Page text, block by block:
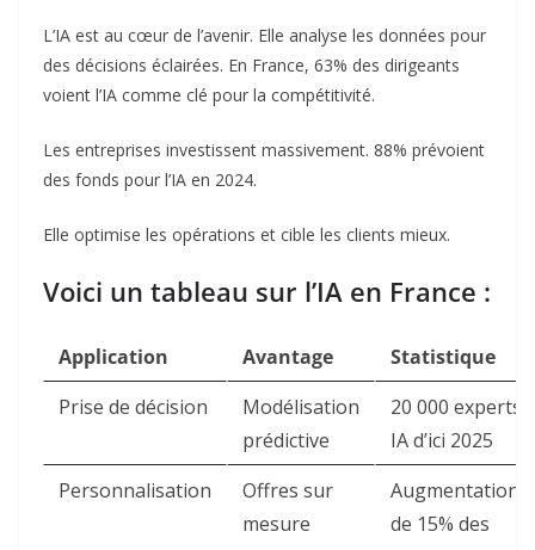
L’IA est au cœur de l’avenir. Elle analyse les données pour
des décisions éclairées. En France, 63% des dirigeants
voient l’IA comme clé pour la compétitivité.
Les entreprises investissent massivement. 88% prévoient
des fonds pour l’IA en 2024.
Elle optimise les opérations et cible les clients mieux.
Voici un tableau sur l’IA en France :
Application Avantage
Statistique
Prise de décision
Modélisation
prédictive
20 000 experts
IA d’ici 2025
Personnalisation
Offres sur
mesure
Augmentation
de 15% des